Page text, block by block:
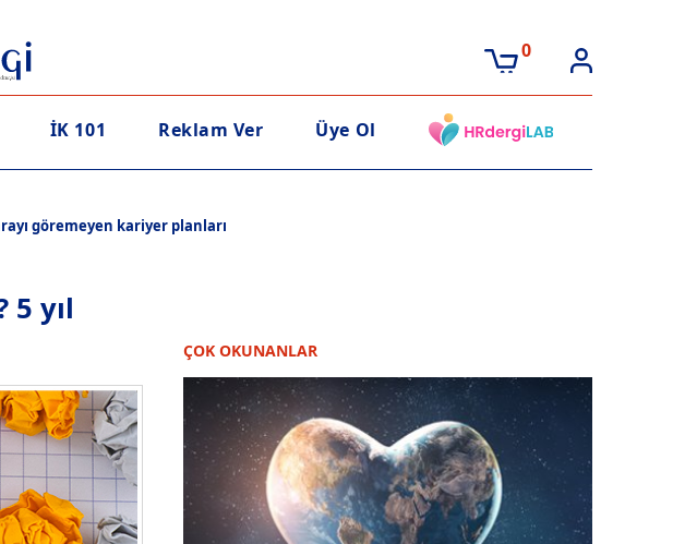
0
İK 101 Reklam Ver Üye Ol
göremeyen kariyer planları
5 yıl
ÇOK OKUNANLAR